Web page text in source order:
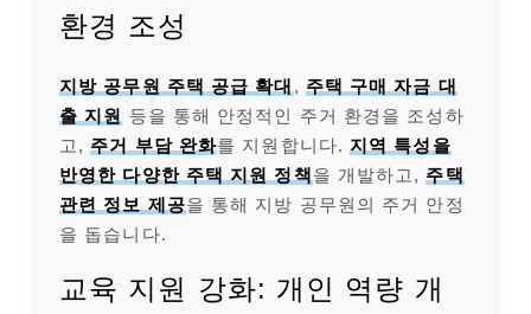
환경 조성
지방 공무원 주택 공급 확대 , 주택 구매 자금 대
출 지원 등을 통해 안정적인 주거 환경을 조성하
고, 주거 부담 완화를 지원합니다.지역 특성을
반영한 다양한 주택 지원 정책 을 개발하고, 주택
관련 정보 제공을 통해 지방 공무원의 주거 안정
을 돕습니다.
교육 지원 강화: 개인 역량 개